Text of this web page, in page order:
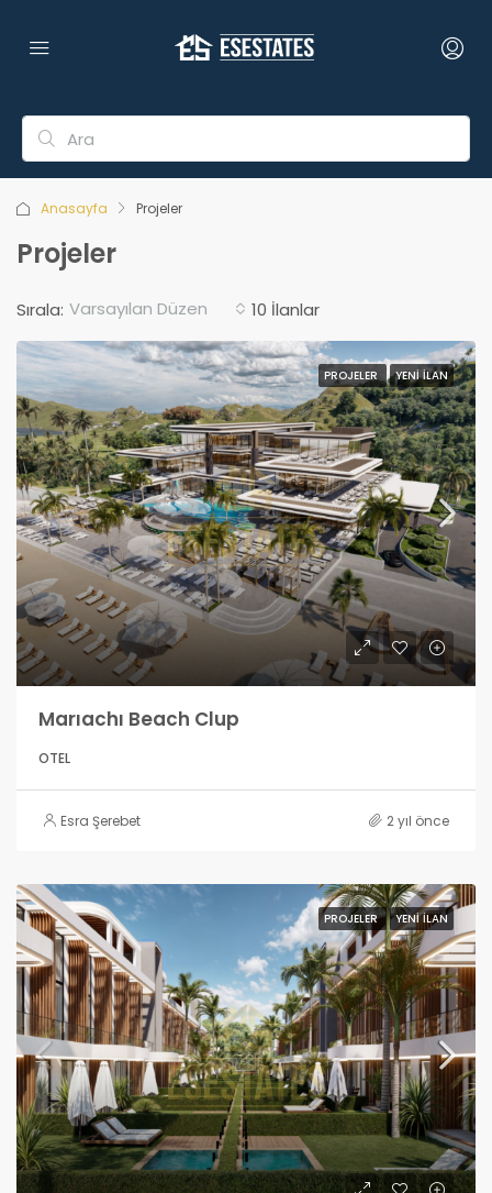
Anasayfa Projeler
Projeler
10 İlanlar
Sırala: Varsayılan Düzen
PROJELER YENI İLAN
Marıachı Beach Clup
OTEL
Esra Şerebet 2 yıl önce
PROJELER YENI İLAN